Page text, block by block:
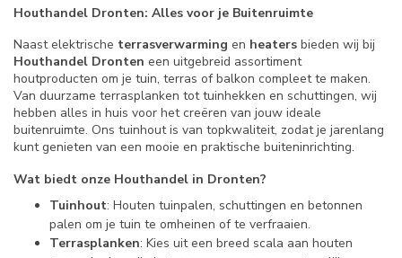
Houthandel Dronten: Alles voor je Buitenruimte
Naast elektrische terrasverwarming en heaters bieden wij bij
Houthandel Dronten een uitgebreid assortiment
houtproducten om je tuin, terras of balkon compleet te maken.
Van duurzame terrasplanken tot tuinhekken en schuttingen, wij
hebben alles in huis voor het creëren van jouw ideale
buitenruimte. Ons tuinhout is van topkwaliteit, zodat je jarenlang
kunt genieten van een mooie en praktische buiteninrichting.
Wat biedt onze Houthandel in Dronten?
Tuinhout: Houten tuinpalen, schuttingen en betonnen
palen om je tuin te omheinen of te verfraaien.
Terrasplanken: Kies uit een breed scala aan houten